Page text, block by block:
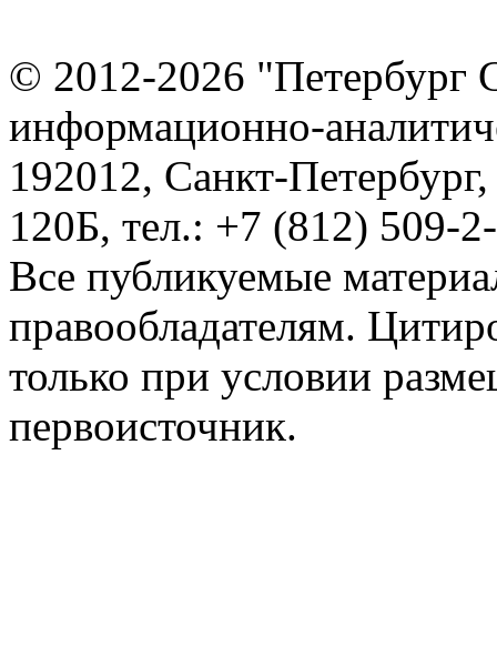
© 2012-2026 "Петербург
информационно-
192012, Санкт-
120Б, тел.: +7 (812) 509-
Все публикуемые
правообладателям.
только при условии
первоисточник.